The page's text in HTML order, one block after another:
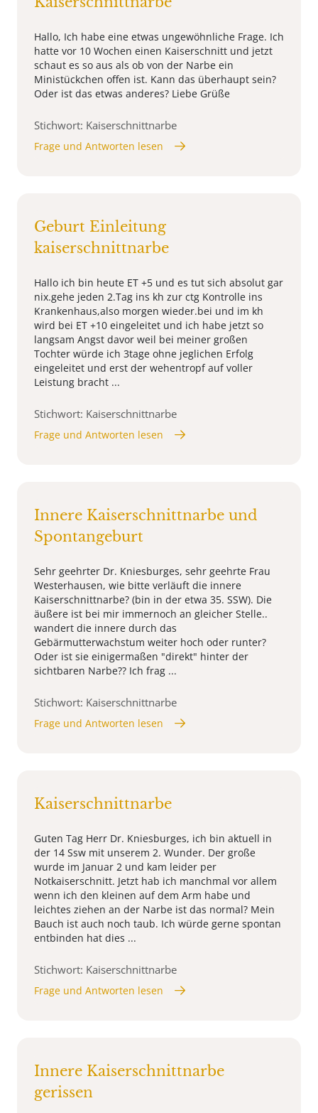
Hallo, Ich habe eine etwas ungewöhnliche Frage. Ich
hatte vor 10 Wochen einen Kaiserschnitt und jetzt
schaut es so aus als ob von der Narbe ein
Ministückchen offen ist. Kann das überhaupt sein?
Oder ist das etwas anderes? Liebe Grüße
Stichwort: Kaiserschnittnarbe
Frage und Antworten lesen
Geburt Einleitung
kaiserschnittnarbe
Hallo ich bin heute ET +5 und es tut sich absolut gar
nix.gehe jeden 2.Tag ins kh zur ctg Kontrolle ins
Krankenhaus,also morgen wieder.bei und im kh
wird bei ET +10 eingeleitet und ich habe jetzt so
langsam Angst davor weil bei meiner großen
Tochter würde ich 3tage ohne jeglichen Erfolg
eingeleitet und erst der wehentropf auf voller
Leistung bracht ...
Stichwort: Kaiserschnittnarbe
Frage und Antworten lesen
Innere Kaiserschnittnarbe und
Spontangeburt
Sehr geehrter Dr. Kniesburges, sehr geehrte Frau
Westerhausen, wie bitte verläuft die innere
Kaiserschnittnarbe? (bin in der etwa 35. SSW). Die
äußere ist bei mir immernoch an gleicher Stelle..
wandert die innere durch das
Gebärmutterwachstum weiter hoch oder runter?
Oder ist sie einigermaßen "direkt" hinter der
sichtbaren Narbe?? Ich frag ...
Stichwort: Kaiserschnittnarbe
Frage und Antworten lesen
Kaiserschnittnarbe
Guten Tag Herr Dr. Kniesburges, ich bin aktuell in
der 14 Ssw mit unserem 2. Wunder. Der große
wurde im Januar 2 und kam leider per
Notkaiserschnitt. Jetzt hab ich manchmal vor allem
wenn ich den kleinen auf dem Arm habe und
leichtes ziehen an der Narbe ist das normal? Mein
Bauch ist auch noch taub. Ich würde gerne spontan
entbinden hat dies ...
Stichwort: Kaiserschnittnarbe
Frage und Antworten lesen
Innere Kaiserschnittnarbe
gerissen